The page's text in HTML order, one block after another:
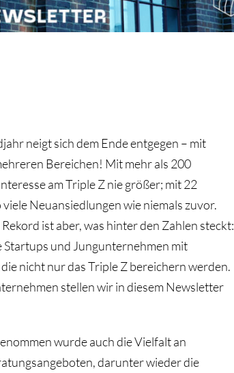
neigt sich dem Ende entgegen – mit
Bereichen! Mit mehr als 200
am Triple Z nie größer; mit 22
viele Neuansiedlungen wie niemals zuvor.
ist aber, was hinter den Zahlen steckt:
und Jungunternehmen mit
nicht nur das Triple Z bereichern werden.
stellen wir in diesem Newsletter
wurde auch die Vielfalt an
darunter wieder die